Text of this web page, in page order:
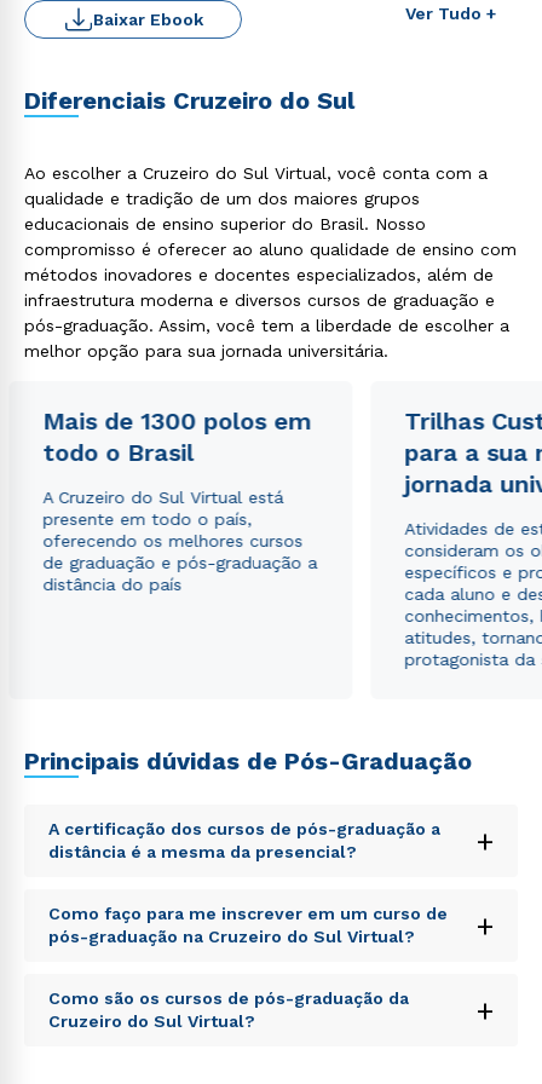
Ver Tudo +
Baixar Ebook
Diferenciais Cruzeiro do Sul
Ao escolher a Cruzeiro do Sul Virtual, você conta com a
qualidade e tradição de um dos maiores grupos
educacionais de ensino superior do Brasil. Nosso
compromisso é oferecer ao aluno qualidade de ensino com
métodos inovadores e docentes especializados, além de
infraestrutura moderna e diversos cursos de graduação e
pós-graduação. Assim, você tem a liberdade de escolher a
melhor opção para sua jornada universitária.
Mais de 1300 polos em
todo o Brasil
A Cruzeiro do Sul Virtual está
presente em todo o país,
oferecendo os melhores cursos
de graduação e pós-graduação a
distância do país
Trilhas
para a sua
jornada
Atividades de
consideram os
específicos e
cada aluno e
conhecimentos,
atitudes,
protagonista da
Principais dúvidas de Pós-Graduação
A certificação dos cursos de pós-graduação a
distância é a mesma da presencial?
+
Sed ut perspiciatis unde omnis iste natus error sit
voluptatem accusantium doloremque laudantium,
totam rem aperiam, eaque ipsa quae ab illo inventore
explicabo. Nemo enim ipsam voluptatem quia
voluptas sit aspernatur aut odit aut fugit, sed quia
Como faço para me inscrever em um curso de
pós-graduação na Cruzeiro do Sul Virtual?
+
Sed ut perspiciatis unde omnis iste natus error sit
voluptatem accusantium doloremque laudantium,
Como são os cursos de pós-graduação da
Cruzeiro do Sul Virtual?
+
Estou de acordo com a Política de Privacidade.
autorizo que meus dados sejam utilizados para o
envio de conteúdos da Cruzeiro do Sul.